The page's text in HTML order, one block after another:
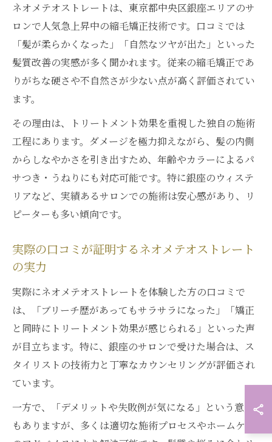
ネオメテオストレートは、東京都中央区銀座エリアのサ
ロンで人気急上昇中の縮毛矯正技術です。口コミでは
「髪が柔らかくなった」「自然なツヤが出た」といった
髪質改善の実感が多く聞かれます。従来の縮毛矯正であ
りがちな硬さや不自然さが少ない点が高く評価されてい
ます。
その理由は、トリートメント効果を重視した独自の施術
工程にあります。ダメージを極力抑えながら、髪の内側
からしなやかさを引き出すため、年齢やカラーによるパ
サつき・うねりにも対応可能です。特に銀座のウィステ
リアなど、実績あるサロンでの施術は安心感があり、リ
ピーターも多い傾向です。
実際の口コミが証明するネオメテオストレート
の実力
実際にネオメテオストレートを体験した方の口コミで
は、「ブリーチ歴があってもサラサラになった」「矯正
と同時にトリートメント効果が感じられる」といった声
が目立ちます。特に、銀座のサロンで受けた場合は、ス
タイリストの技術力と丁寧なカウンセリングが評価され
ています。
一方で、「デメリットや失敗例が気になる」という意見
もありますが、多くは適切な施術プロセスやホームケア